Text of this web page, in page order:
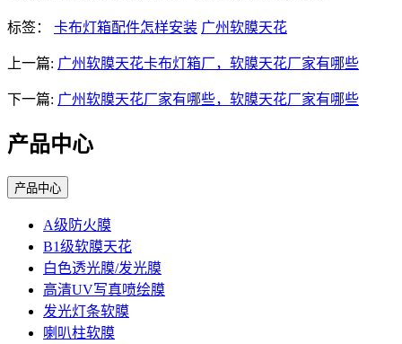
标签： 卡布灯箱配件怎样安装 广州软膜天花
上一篇: 广州软膜天花卡布灯箱厂，软膜天花厂家有哪些
下一篇: 广州软膜天花厂家有哪些，软膜天花厂家有哪些
产品中心
产品中心
A级防火膜
B1级软膜天花
白色透光膜/发光膜
高清UV写真喷绘膜
发光灯条软膜
喇叭柱软膜